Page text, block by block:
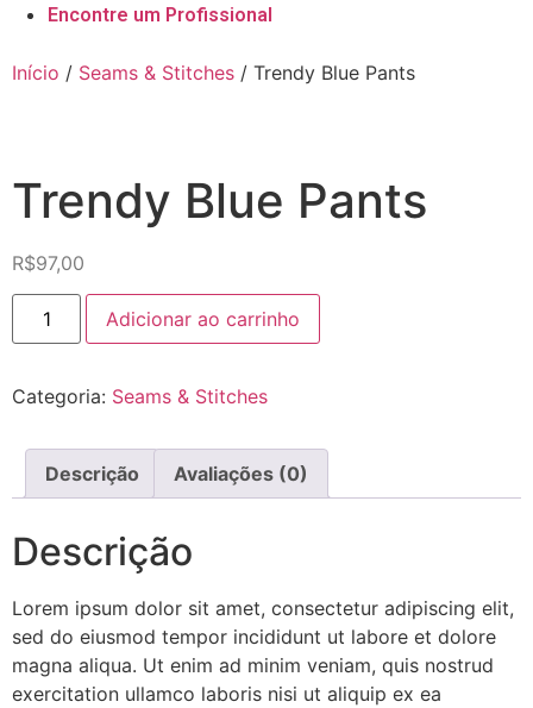
Encontre um Profissional
Início / Seams & Stitches / Trendy Blue Pants
Trendy Blue Pants
R$97,00
Adicionar ao carrinho
Categoria: Seams & Stitches
Descrição Avaliações (0)
Descrição
Lorem ipsum dolor sit amet, consectetur adipiscing elit,
sed do eiusmod tempor incididunt ut labore et dolore
magna aliqua. Ut enim ad minim veniam, quis nostrud
exercitation ullamco laboris nisi ut aliquip ex ea